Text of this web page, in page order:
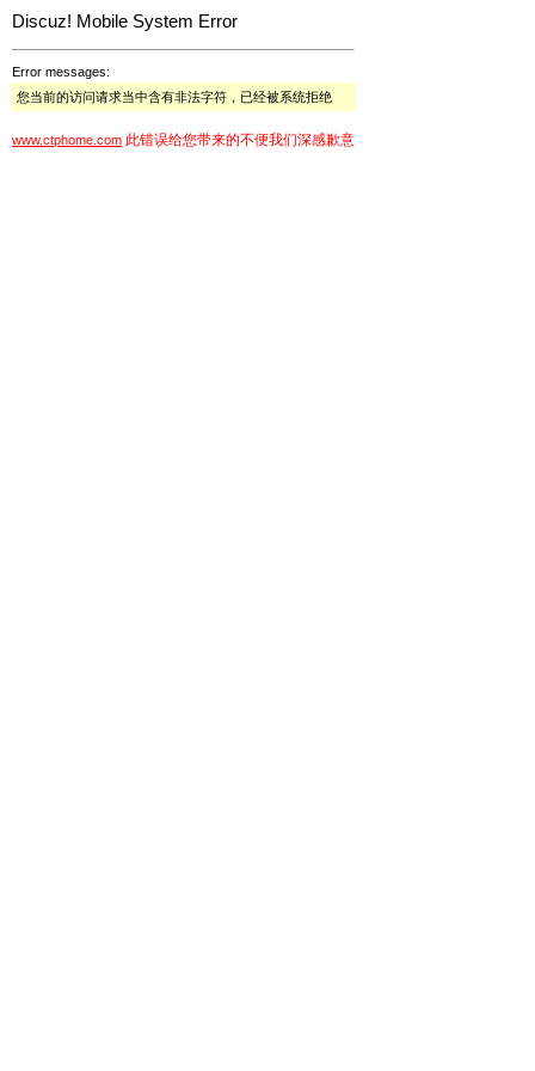
Discuz! Mobile System Error
Error messages:
您当前的访问请求当中含有非法字符，已经被系统拒绝
www.ctphome.com 此错误给您带来的不便我们深感歉意